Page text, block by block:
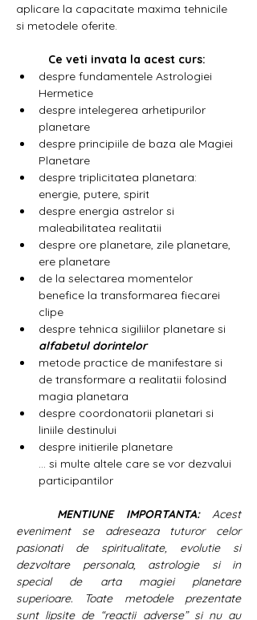
aplicare la capacitate maxima tehnicile
si metodele oferite.
	Ce veti invata la acest curs:
despre fundamentele Astrologiei
Hermetice
despre intelegerea arhetipurilor
planetare
despre principiile de baza ale Magiei
Planetare
despre triplicitatea planetara:
energie, putere, spirit
despre energia astrelor si
maleabilitatea realitatii
despre ore planetare, zile planetare,
ere planetare
de la selectarea momentelor
benefice la transformarea fiecarei
clipe
despre tehnica sigiliilor planetare si
alfabetul dorintelor
metode practice de manifestare si
de transformare a realitatii folosind
magia planetara
despre coordonatorii planetari si
liniile destinului
despre initierile planetare
... si multe altele care se vor dezvalui
participantilor
	MENTIUNE IMPORTANTA:
Acest
eveniment se adreseaza tuturor celor
pasionati de spiritualitate, evolutie si
dezvoltare personala, astrologie si in
special de arta magiei planetare
superioare. Toate metodele prezentate
sunt lipsite de “reactii adverse” si nu au